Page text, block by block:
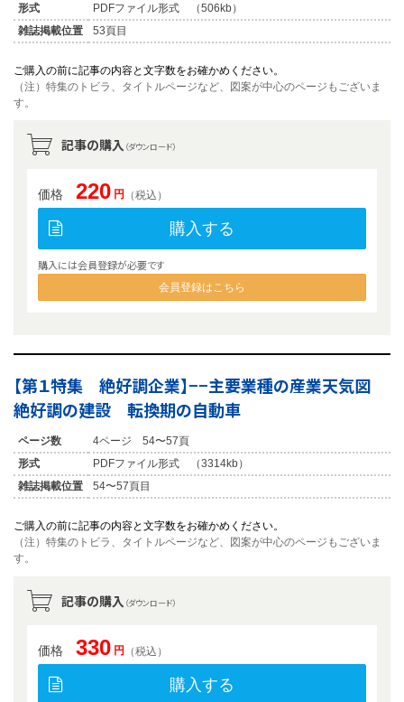
形式
PDFファイル形式 （506kb）
雑誌掲載位置
53頁目
ご購入の前に記事の内容と文字数をお確かめください。
（注）特集のトビラ、タイトルページなど、図案が中心のページもございま
す。
記事の購入 （ダウンロード）
価格 220 円 （税込）
購入する
購入には会員登録が必要です
会員登録はこちら
【第１特集 絶好調企業】−−主要業種の産業天気図
絶好調の建設 転換期の自動車
ページ数
4ページ 54〜57頁
形式
PDFファイル形式 （3314kb）
雑誌掲載位置
54〜57頁目
ご購入の前に記事の内容と文字数をお確かめください。
（注）特集のトビラ、タイトルページなど、図案が中心のページもございま
す。
記事の購入 （ダウンロード）
価格 330 円 （税込）
購入する